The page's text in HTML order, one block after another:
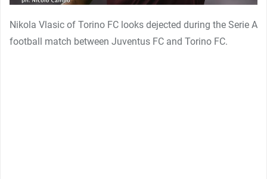
Nikola Vlasic of Torino FC looks dejected during the Serie A
football match between Juventus FC and Torino FC.